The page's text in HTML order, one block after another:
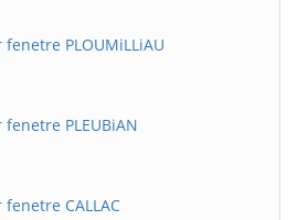
PLOUMiLLiAU
PLEUBiAN
CALLAC